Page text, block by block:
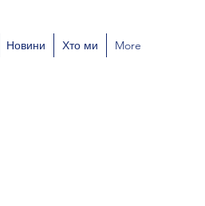
Новини Хто ми More